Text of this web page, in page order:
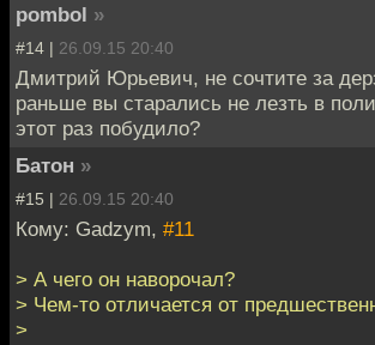
pombol »
#14 | 26.09.15 20:40
Дмитрий Юрьевич, не сочтите за
раньше вы старались не лезть в
этот раз побудило?
Батон »
#15 | 26.09.15 20:40
Кому: Gadzym, #11
> А чего он наворочал?
> Чем-то отличается от
>